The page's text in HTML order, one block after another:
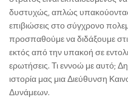
δυστυχώς, απλώς
επιβιώσεις στο σύγχρονο
προσπαθούμε να διδάξουμε
εκτός από την υπακοή σε
ερωτήσεις. Τι εννοώ με αυτό;
ιστορία μας μια Διεύθυνση
Δυνάμεων.